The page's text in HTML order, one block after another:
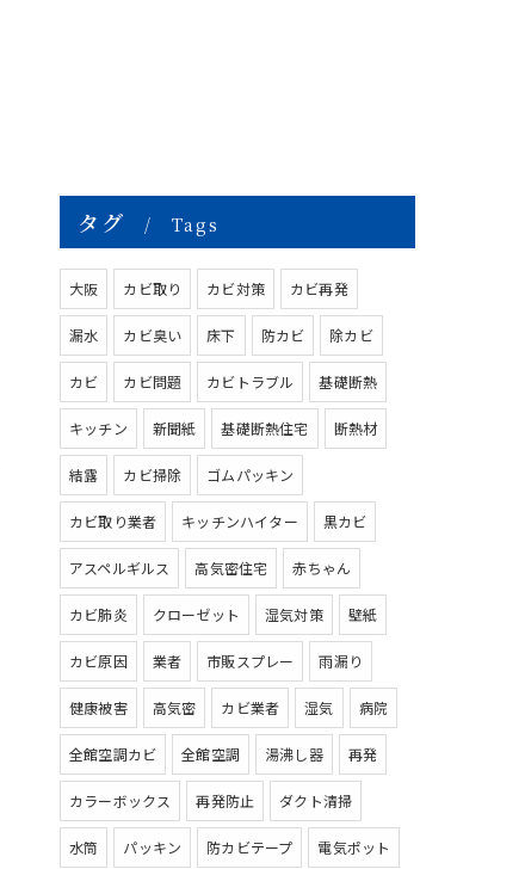
タグ Tags
大阪 カビ取り カビ対策 カビ再発
漏水 カビ臭い 床下 防カビ 除カビ
カビ カビ問題 カビトラブル 基礎断熱
キッチン 新聞紙 基礎断熱住宅 断熱材
結露 カビ掃除 ゴムパッキン
カビ取り業者 キッチンハイター 黒カビ
アスペルギルス 高気密住宅 赤ちゃん
カビ肺炎 クローゼット 湿気対策 壁紙
カビ原因 業者 市販スプレー 雨漏り
健康被害 高気密 カビ業者 湿気 病院
全館空調カビ 全館空調 湯沸し器 再発
カラーボックス 再発防止 ダクト清掃
水筒 パッキン 防カビテープ 電気ポット